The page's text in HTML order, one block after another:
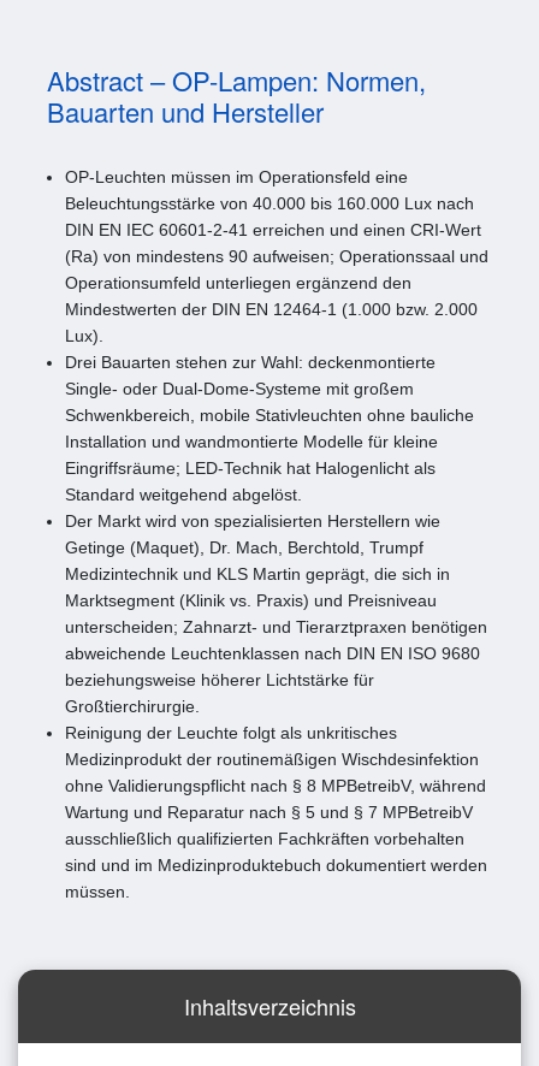
Abstract – OP-Lampen: Normen,
Bauarten und Hersteller
OP-Leuchten müssen im Operationsfeld eine
Beleuchtungsstärke von 40.000 bis 160.000 Lux nach
DIN EN IEC 60601-2-41 erreichen und einen CRI-Wert
(Ra) von mindestens 90 aufweisen; Operationssaal und
Operationsumfeld unterliegen ergänzend den
Mindestwerten der DIN EN 12464-1 (1.000 bzw. 2.000
Lux).
Drei Bauarten stehen zur Wahl: deckenmontierte
Single- oder Dual-Dome-Systeme mit großem
Schwenkbereich, mobile Stativleuchten ohne bauliche
Installation und wandmontierte Modelle für kleine
Eingriffsräume; LED-Technik hat Halogenlicht als
Standard weitgehend abgelöst.
Der Markt wird von spezialisierten Herstellern wie
Getinge (Maquet), Dr. Mach, Berchtold, Trumpf
Medizintechnik und KLS Martin geprägt, die sich in
Marktsegment (Klinik vs. Praxis) und Preisniveau
unterscheiden; Zahnarzt- und Tierarztpraxen benötigen
abweichende Leuchtenklassen nach DIN EN ISO 9680
beziehungsweise höherer Lichtstärke für
Großtierchirurgie.
Reinigung der Leuchte folgt als unkritisches
Medizinprodukt der routinemäßigen Wischdesinfektion
ohne Validierungspflicht nach § 8 MPBetreibV, während
Wartung und Reparatur nach § 5 und § 7 MPBetreibV
ausschließlich qualifizierten Fachkräften vorbehalten
sind und im Medizinproduktebuch dokumentiert werden
müssen.
Inhaltsverzeichnis